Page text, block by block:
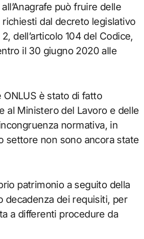
può fruire delle
dal decreto legislativo
dell’articolo 104 del Codice,
il 30 giugno 2020 alle
ONLUS è stato di fatto
al Ministero del Lavoro e delle
normativa, in
settore non sono ancora state
patrimonio a seguito della
decadenza dei requisiti, per
a differenti procedure da